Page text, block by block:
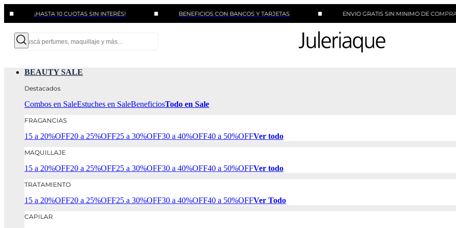
¡HASTA 10 CUOTAS SIN INTERÉS! BENEFICIOS CON BANCOS Y TARJETAS ENVIO GRATIS SIN MINIMO DE COMPRA
BEAUTY SALE
Destacados
Combos en SaleEstuches en SaleBeneficiosTodo en Sale
FRAGANCIAS
15 a 20%OFF20 a 25%OFF25 a 30%OFF30 a 40%OFF40 a 50%OFFVer todo
MAQUILLAJE
15 a 20%OFF20 a 25%OFF25 a 30%OFF30 a 40%OFF40 a 50%OFFVer todo
TRATAMIENTO
15 a 20%OFF20 a 25%OFF25 a 30%OFF30 a 40%OFF40 a 50%OFFVer Todo
CAPILAR